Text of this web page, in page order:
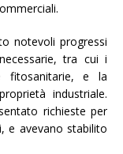
notevoli progressi
tra cui i
fitosanitarie, e la
industriale.
richieste per
e avevano stabilito